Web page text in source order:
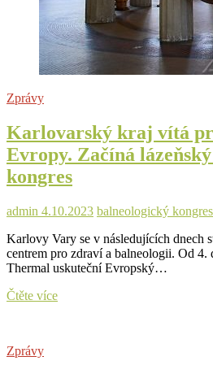
Zprávy
Karlovarský kraj vítá
Evropy. Začíná
kongres
admin 4.10.2023 balneologický kongres
Karlovy Vary se v následujících dnech
centrem pro zdraví a balneologii. Od 4.
Thermal uskuteční Evropský…
Čtěte víceKarlovarský
Zprávy